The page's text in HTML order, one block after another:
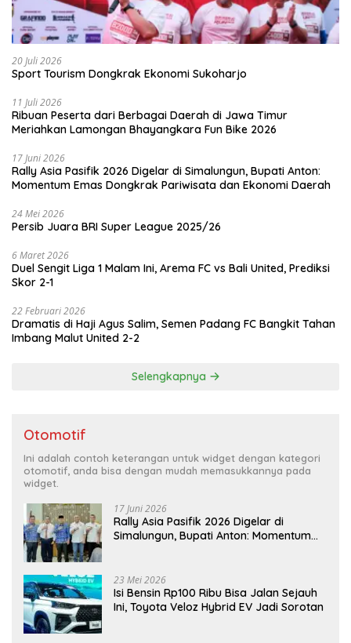
20 Juli 2026
Sport Tourism Dongkrak Ekonomi Sukoharjo
11 Juli 2026
Ribuan Peserta dari Berbagai Daerah di Jawa Timur
Meriahkan Lamongan Bhayangkara Fun Bike 2026
17 Juni 2026
Rally Asia Pasifik 2026 Digelar di Simalungun, Bupati Anton:
Momentum Emas Dongkrak Pariwisata dan Ekonomi Daerah
24 Mei 2026
Persib Juara BRI Super League 2025/26
6 Maret 2026
Duel Sengit Liga 1 Malam Ini, Arema FC vs Bali United, Prediksi
Skor 2-1
22 Februari 2026
Dramatis di Haji Agus Salim, Semen Padang FC Bangkit Tahan
Imbang Malut United 2-2
Selengkapnya
Otomotif
Ini adalah contoh keterangan untuk widget dengan kategori
otomotif, anda bisa dengan mudah memasukkannya pada
widget.
17 Juni 2026
Rally Asia Pasifik 2026 Digelar di
Simalungun, Bupati Anton: Momentum
23 Mei 2026
Isi Bensin Rp100 Ribu Bisa Jalan Sejauh
Ini, Toyota Veloz Hybrid EV Jadi Sorotan